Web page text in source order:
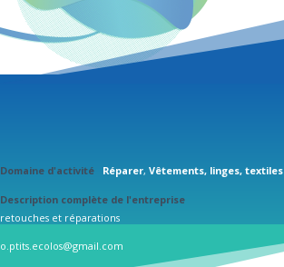
Domaine d'activité Réparer, Vêtements, linges, textiles
Description complète de l'entreprise
retouches et réparations
o.ptits.ecolos@gmail.com